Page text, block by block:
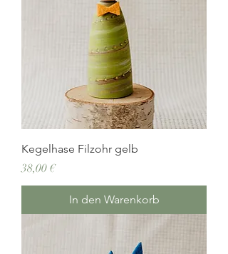
Kegelhase Filzohr gelb
Preis
38,00 €
In den Warenkorb